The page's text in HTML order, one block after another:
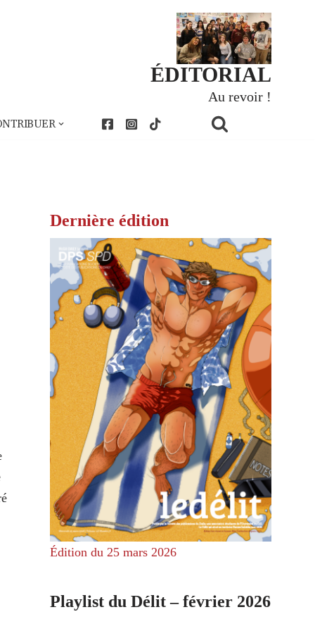
ÉDITORIAL
Au revoir !
Dernière édition
Édition du 25 mars 2026
Playlist du Délit – février 2026